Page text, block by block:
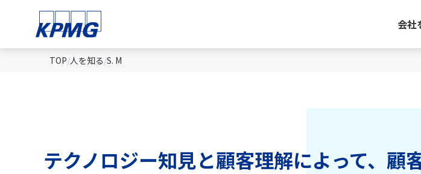
会社
TOP 人を知る S. M
テクノロジー知見と顧客理解によって、顧